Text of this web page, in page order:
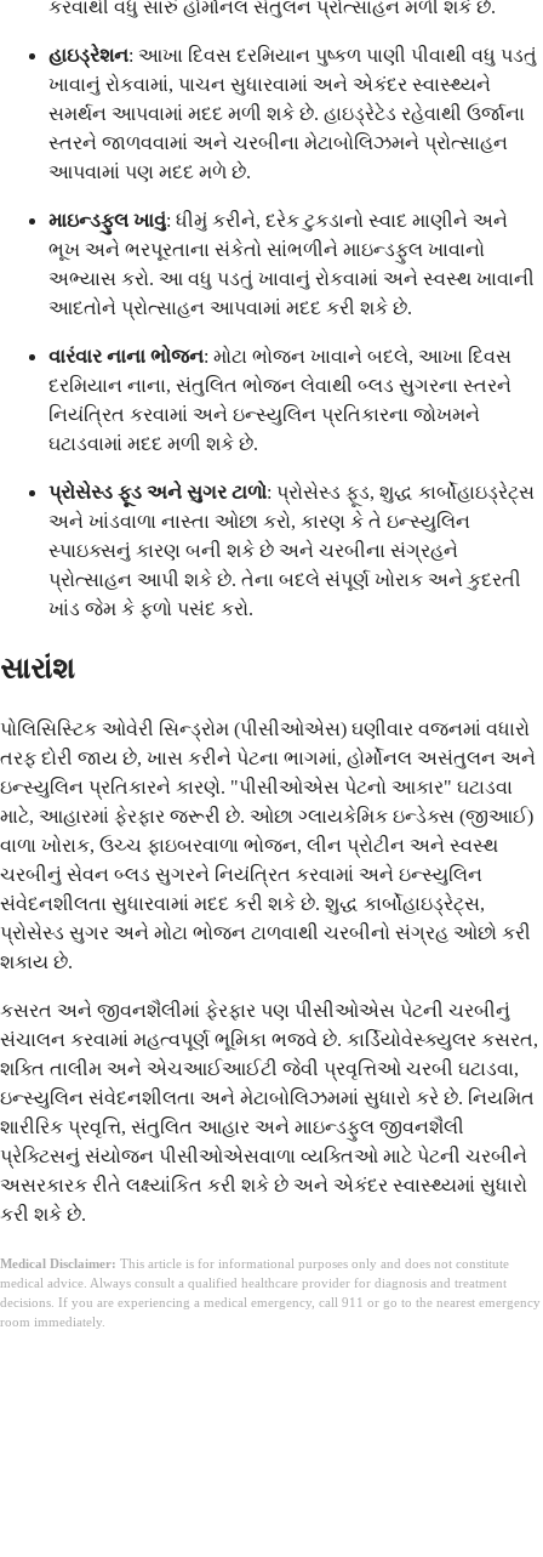
કરવાથી વધુ સારું હોર્મોનલ સંતુલન પ્રોત્સાહન મળી શકે છે.
હાઇડ્રેશન: આખા દિવસ દરમિયાન પુષ્કળ પાણી પીવાથી વધુ પડતું
ખાવાનું રોકવામાં, પાચન સુધારવામાં અને એકંદર સ્વાસ્થ્યને
સમર્થન આપવામાં મદદ મળી શકે છે. હાઇડ્રેટેડ રહેવાથી ઉર્જાના
સ્તરને જાળવવામાં અને ચરબીના મેટાબોલિઝમને પ્રોત્સાહન
આપવામાં પણ મદદ મળે છે.
માઇન્ડફુલ ખાવું: ધીમું કરીને, દરેક ટુકડાનો સ્વાદ માણીને અને
ભૂખ અને ભરપૂરતાના સંકેતો સાંભળીને માઇન્ડફુલ ખાવાનો
અભ્યાસ કરો. આ વધુ પડતું ખાવાનું રોકવામાં અને સ્વસ્થ ખાવાની
આદતોને પ્રોત્સાહન આપવામાં મદદ કરી શકે છે.
વારંવાર નાના ભોજન: મોટા ભોજન ખાવાને બદલે, આખા દિવસ
દરમિયાન નાના, સંતુલિત ભોજન લેવાથી બ્લડ સુગરના સ્તરને
નિયંત્રિત કરવામાં અને ઇન્સ્યુલિન પ્રતિકારના જોખમને
ઘટાડવામાં મદદ મળી શકે છે.
પ્રોસેસ્ડ ફૂડ અને સુગર ટાળો: પ્રોસેસ્ડ ફૂડ, શુદ્ધ કાર્બોહાઇડ્રેટ્સ
અને ખાંડવાળા નાસ્તા ઓછા કરો, કારણ કે તે ઇન્સ્યુલિન
સ્પાઇક્સનું કારણ બની શકે છે અને ચરબીના સંગ્રહને
પ્રોત્સાહન આપી શકે છે. તેના બદલે સંપૂર્ણ ખોરાક અને કુદરતી
ખાંડ જેમ કે ફળો પસંદ કરો.
સારાંશ
પોલિસિસ્ટિક ઓવેરી સિન્ડ્રોમ (પીસીઓએસ) ઘણીવાર વજનમાં વધારો
તરફ દોરી જાય છે, ખાસ કરીને પેટના ભાગમાં, હોર્મોનલ અસંતુલન અને
ઇન્સ્યુલિન પ્રતિકારને કારણે. "પીસીઓએસ પેટનો આકાર" ઘટાડવા
માટે, આહારમાં ફેરફાર જરૂરી છે. ઓછા ગ્લાયકેમિક ઇન્ડેક્સ (જીઆઈ)
વાળા ખોરાક, ઉચ્ચ ફાઇબરવાળા ભોજન, લીન પ્રોટીન અને સ્વસ્થ
ચરબીનું સેવન બ્લડ સુગરને નિયંત્રિત કરવામાં અને ઇન્સ્યુલિન
સંવેદનશીલતા સુધારવામાં મદદ કરી શકે છે. શુદ્ધ કાર્બોહાઇડ્રેટ્સ,
પ્રોસેસ્ડ સુગર અને મોટા ભોજન ટાળવાથી ચરબીનો સંગ્રહ ઓછો કરી
શકાય છે.
કસરત અને જીવનશૈલીમાં ફેરફાર પણ પીસીઓએસ પેટની ચરબીનું
સંચાલન કરવામાં મહત્વપૂર્ણ ભૂમિકા ભજવે છે. કાર્ડિયોવેસ્ક્યુલર કસરત,
શક્તિ તાલીમ અને એચઆઈઆઈટી જેવી પ્રવૃત્તિઓ ચરબી ઘટાડવા,
ઇન્સ્યુલિન સંવેદનશીલતા અને મેટાબોલિઝમમાં સુધારો કરે છે. નિયમિત
શારીરિક પ્રવૃત્તિ, સંતુલિત આહાર અને માઇન્ડફુલ જીવનશૈલી
પ્રેક્ટિસનું સંયોજન પીસીઓએસવાળા વ્યક્તિઓ માટે પેટની ચરબીને
અસરકારક રીતે લક્ષ્યાંકિત કરી શકે છે અને એકંદર સ્વાસ્થ્યમાં સુધારો
કરી શકે છે.
Medical Disclaimer: This article is for informational purposes only and does not constitute
medical advice. Always consult a qualified healthcare provider for diagnosis and treatment
decisions. If you are experiencing a medical emergency, call 911 or go to the nearest emergency
room immediately.